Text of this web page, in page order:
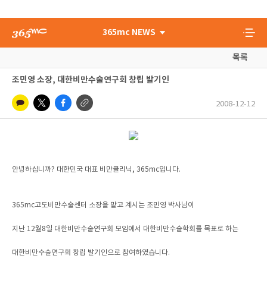
365mc NEWS
목록
조민영 소장, 대한비만수술연구회 창립 발기인
2008-12-12
안녕하십니까? 대한민국 대표 비만클리닉, 365mc입니다.
365mc고도비만수술센터 소장을 맡고 계시는 조민영 박사님이
지난 12월8일 대한비만수술연구회 모임에서 대한비만수술학회를 목표로 하는
대한비만수술연구회 창립 발기인으로 참여하였습니다.